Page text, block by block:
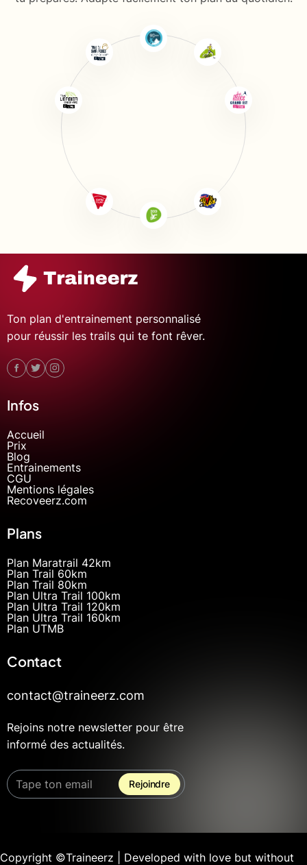
Ton plan d'entrainement personnalisé
pour réussir les trails qui te font rêver.
Infos
Accueil
Prix
Blog
Entrainements
CGU
Mentions légales
Recoveerz.com
Plans
Plan Maratrail 42km
Plan Trail 60km
Plan Trail 80km
Plan Ultra Trail 100km
Plan Ultra Trail 120km
Plan Ultra Trail 160km
Plan UTMB
Contact
contact@traineerz.com
Rejoins notre newsletter pour être
informé des actualités.
Copyright ©Traineerz | Developed with love but without